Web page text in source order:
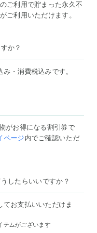
ご利用で貯まった永久不
ご利用いただけます。
か？
・消費税込みです。
がお得になる割引券で
ページ内でご確認いただ
したらいいですか？
てお支払いいただけま
テムがございます